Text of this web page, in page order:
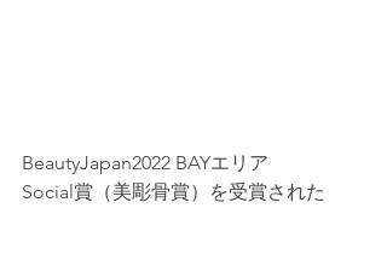
BeautyJapan2022 BAYエリア
Social賞（美彫骨賞）を受賞された